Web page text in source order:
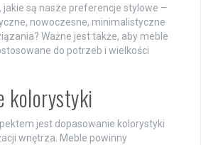
są nasze preferencje stylowe –
nowoczesne, minimalistyczne
Ważne jest także, aby meble
do potrzeb i wielkości
kolorystyki
jest dopasowanie kolorystyki
wnętrza. Meble powinny